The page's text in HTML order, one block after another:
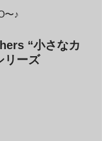
〜♪
“小さなカ
リーズ